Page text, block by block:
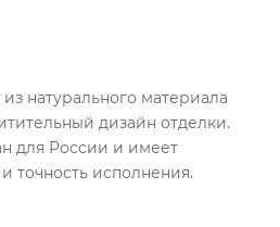
натурального материала
дизайн отделки.
для России и имеет
точность исполнения.